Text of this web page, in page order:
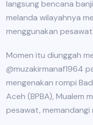
langsung bencana
melanda wilayahnya
menggunakan pesawat.
Momen itu diunggah
@muzakirmanaf1964
mengenakan rompi
Aceh (BPBA), Mualem
pesawat,